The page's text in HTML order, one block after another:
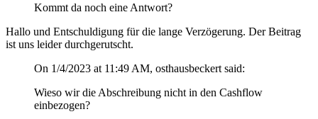
Kommt da noch eine Antwort?
Hallo und Entschuldigung für die lange Verzögerung. Der Beitrag
ist uns leider durchgerutscht.
On 1/4/2023 at 11:49 AM, osthausbeckert said:
Wieso wir die Abschreibung nicht in den Cashflow
einbezogen?